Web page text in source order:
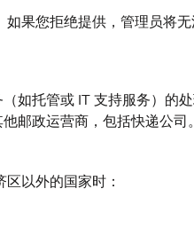
果您拒绝提供，管理员将无
如托管或 IT 支持服务）的
邮政运营商，包括快递公
以外的国家时：